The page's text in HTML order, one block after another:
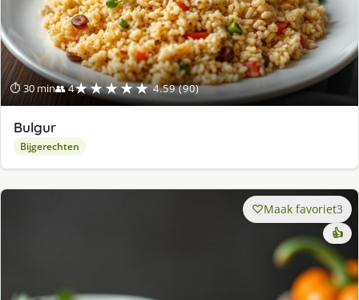
⏱ 30 min👥 4★★★★★ 4.59 (90)
Bulgur
Bijgerechten
Maak favoriet3
👍